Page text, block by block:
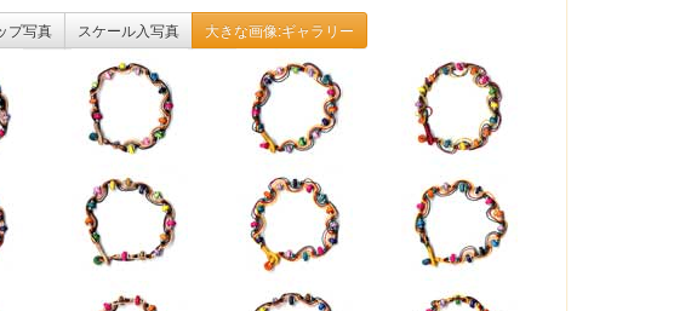
プ写真 スケール入写真 大きな画像:ギャラリー